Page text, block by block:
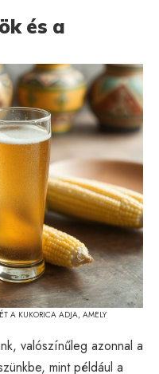
és a
A KUKORICA ADJA, AMELY
valószínűleg azonnal a
mint például a